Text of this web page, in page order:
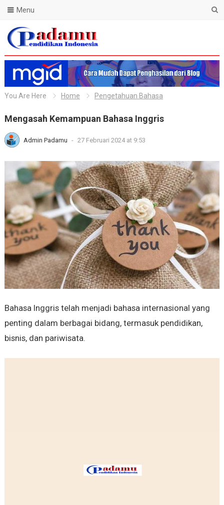
Blog Padamu
Menu
You Are Here Home Pengetahuan Bahasa
Mengasah Kemampuan Bahasa Inggris
Admin Padamu - 27 Februari 2024 at 9:53
Bahasa Inggris telah menjadi bahasa internasional yang
penting dalam berbagai bidang, termasuk pendidikan,
bisnis, dan pariwisata.